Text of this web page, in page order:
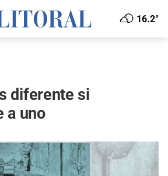
16.2°
diferente si
a uno